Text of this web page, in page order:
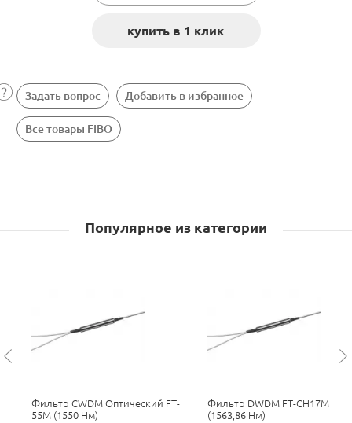
Задать вопрос Добавить в избранное
Все товары FIBO
Популярное из категории
Фильтр CWDM Оптический FT-
55M (1550 Нм)
Фильтр DWDM FT-CH17M
(1563,86 Нм)